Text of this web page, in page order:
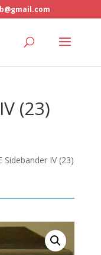
(23)
Sidebander IV (23)